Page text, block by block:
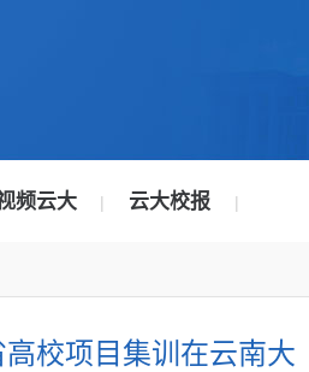
频云大 | 云大校报 |
校项目集训在云南大